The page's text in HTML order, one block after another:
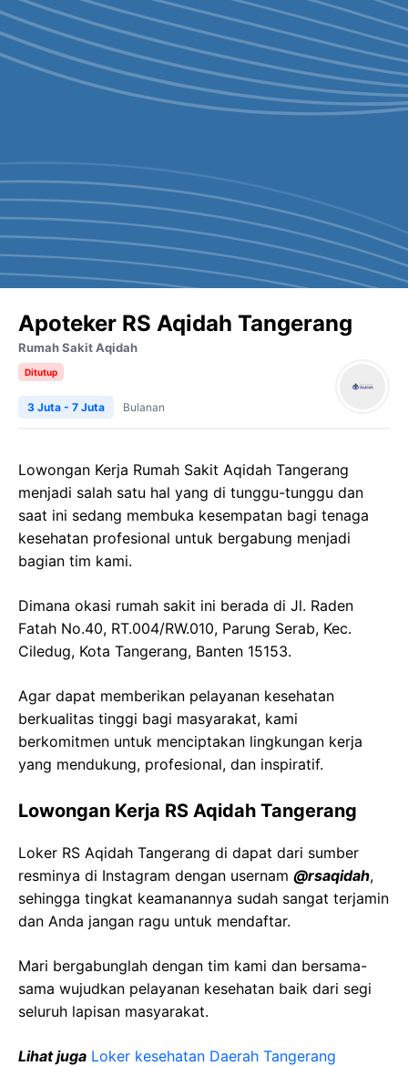
Apoteker RS Aqidah Tangerang
Rumah Sakit Aqidah
Ditutup
3 Juta - 7 Juta Bulanan
Lowongan Kerja Rumah Sakit Aqidah Tangerang
menjadi salah satu hal yang di tunggu-tunggu dan
saat ini sedang membuka kesempatan bagi tenaga
kesehatan profesional untuk bergabung menjadi
bagian tim kami.
Dimana okasi rumah sakit ini berada di Jl. Raden
Fatah No.40, RT.004/RW.010, Parung Serab, Kec.
Ciledug, Kota Tangerang, Banten 15153.
Agar dapat memberikan pelayanan kesehatan
berkualitas tinggi bagi masyarakat, kami
berkomitmen untuk menciptakan lingkungan kerja
yang mendukung, profesional, dan inspiratif.
Lowongan Kerja RS Aqidah Tangerang
Loker RS Aqidah Tangerang di dapat dari sumber
resminya di Instagram dengan usernam @rsaqidah,
sehingga tingkat keamanannya sudah sangat terjamin
dan Anda jangan ragu untuk mendaftar.
Mari bergabunglah dengan tim kami dan bersama-
sama wujudkan pelayanan kesehatan baik dari segi
seluruh lapisan masyarakat.
Lihat juga Loker kesehatan Daerah Tangerang